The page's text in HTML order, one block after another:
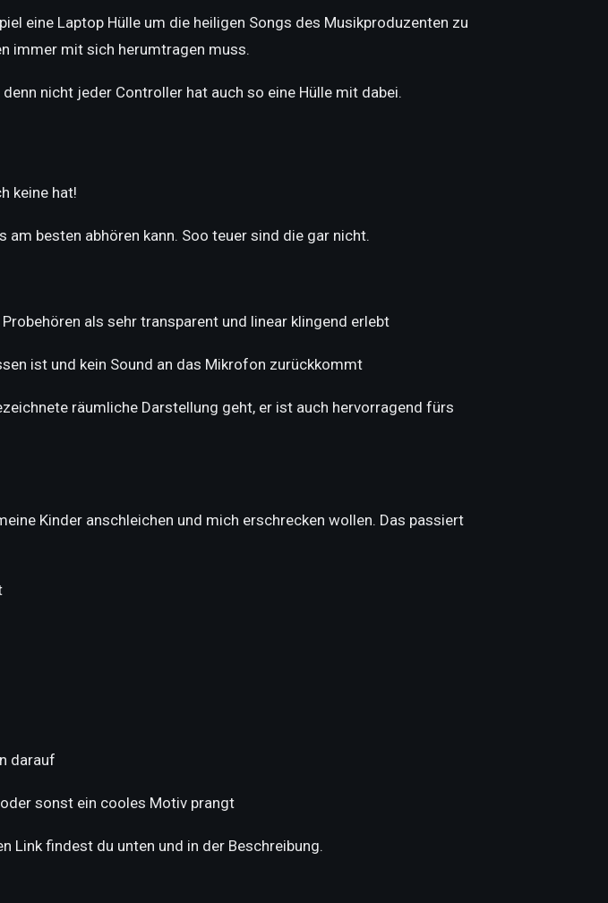
eine Laptop Hülle um die heiligen Songs des Musikproduzenten zu
immer mit sich herumtragen muss.
nicht jeder Controller hat auch so eine Hülle mit dabei.
keine hat!
besten abhören kann. Soo teuer sind die gar nicht.
als sehr transparent und linear klingend erlebt
ist und kein Sound an das Mikrofon zurückkommt
räumliche Darstellung geht, er ist auch hervorragend fürs
Kinder anschleichen und mich erschrecken wollen. Das passiert
darauf
sonst ein cooles Motiv prangt
Link findest du unten und in der Beschreibung.